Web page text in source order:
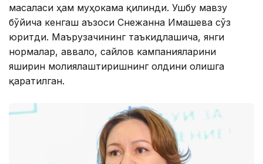
масаласи ҳам муҳокама қилинди. Ушбу мавзу
бўйича кенгаш аъзоси Снежанна Имашева сўз
юритди. Маърузачининг таъкидлашича, янги
нормалар, аввало, сайлов кампанияларини
яширин молиялаштиришнинг олдини олишга
қаратилган.